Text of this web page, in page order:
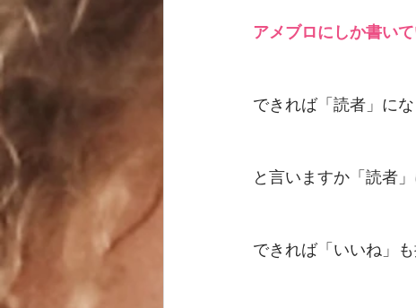
アメブロにしか書い
できれば「読者」に
と言いますか「読者
できれば「いいね」